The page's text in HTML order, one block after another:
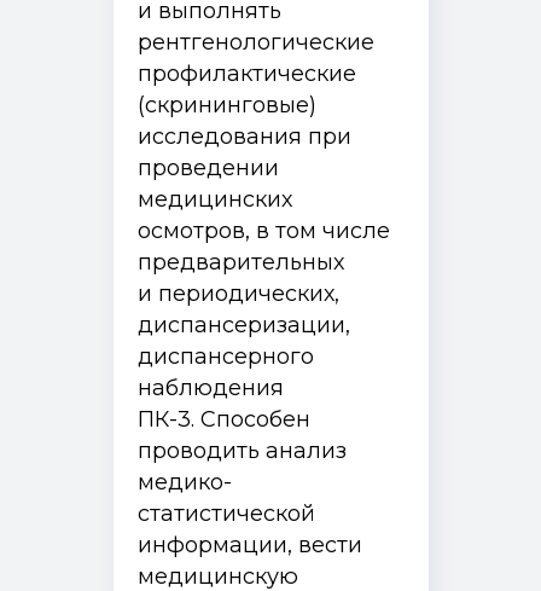
и выполнять
рентгенологические
профилактические
(скрининговые)
исследования при
проведении
медицинских
осмотров, в том числе
предварительных
и периодических,
диспансеризации,
диспансерного
наблюдения
ПК-3. Способен
проводить анализ
медико-
статистической
информации, вести
медицинскую